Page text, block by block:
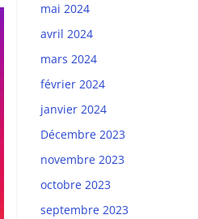
mai 2024
avril 2024
mars 2024
février 2024
janvier 2024
Décembre 2023
novembre 2023
octobre 2023
septembre 2023